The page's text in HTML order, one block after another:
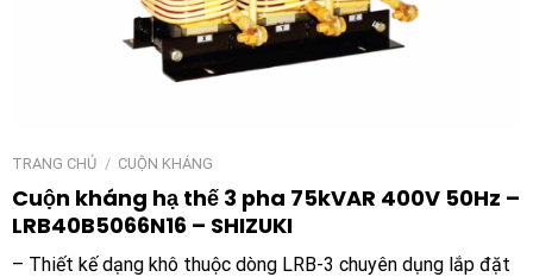
TRANG CHỦ / CUỘN KHÁNG
Cuộn kháng hạ thế 3 pha 75kVAR 400V 50Hz –
LRB40B5066N16 – SHIZUKI
– Thiết kế dạng khô thuộc dòng LRB-3 chuyên dụng lắp đặt